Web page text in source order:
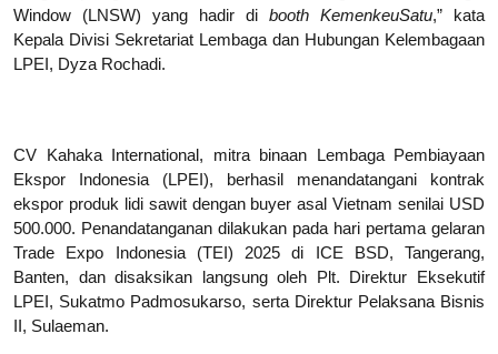
Window (LNSW) yang hadir di booth KemenkeuSatu,” kata
Kepala Divisi Sekretariat Lembaga dan Hubungan Kelembagaan
LPEI, Dyza Rochadi.
CV Kahaka International, mitra binaan Lembaga Pembiayaan
Ekspor Indonesia (LPEI), berhasil menandatangani kontrak
ekspor produk lidi sawit dengan buyer asal Vietnam senilai USD
500.000. Penandatanganan dilakukan pada hari pertama gelaran
Trade Expo Indonesia (TEI) 2025 di ICE BSD, Tangerang,
Banten, dan disaksikan langsung oleh Plt. Direktur Eksekutif
LPEI, Sukatmo Padmosukarso, serta Direktur Pelaksana Bisnis
II, Sulaeman.